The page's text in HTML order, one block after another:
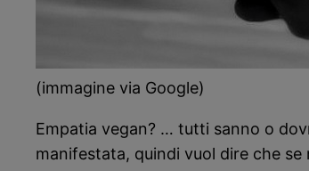
(immagine via Google)
Empatia vegan? … tutti sanno o
manifestata, quindi vuol dire che